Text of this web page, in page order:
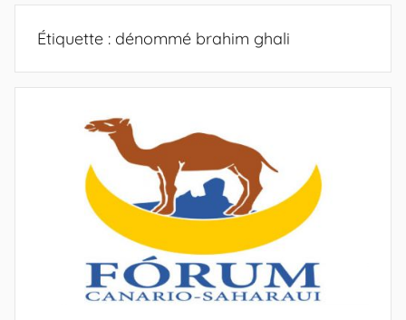
Sahara
révéléeÉtiquette : dénommé brahim ghali